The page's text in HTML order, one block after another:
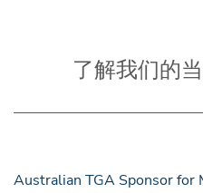
了解我们的
Australian TGA Sponsor for